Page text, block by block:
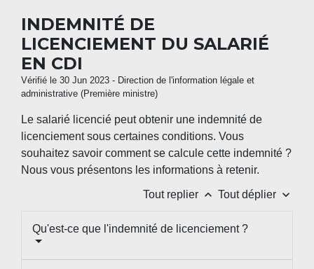
INDEMNITÉ DE
LICENCIEMENT DU SALARIÉ
EN CDI
Vérifié le 30 Jun 2023 - Direction de l'information légale et
administrative (Première ministre)
Le salarié licencié peut obtenir une indemnité de
licenciement sous certaines conditions. Vous
souhaitez savoir comment se calcule cette indemnité ?
Nous vous présentons les informations à retenir.
Tout replier keyboard_arrow_up Tout déplier keyboard_arrow_down
Qu'est-ce que l'indemnité de licenciement ?